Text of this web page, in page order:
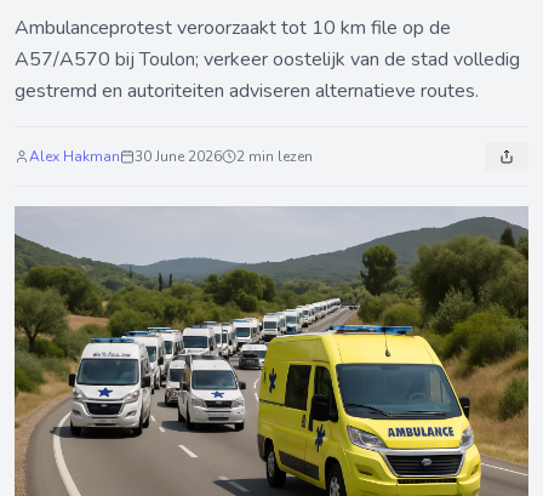
Ambulanceprotest veroorzaakt tot 10 km file op de
A57/A570 bij Toulon; verkeer oostelijk van de stad volledig
gestremd en autoriteiten adviseren alternatieve routes.
Alex Hakman 30 June 2026 2 min lezen